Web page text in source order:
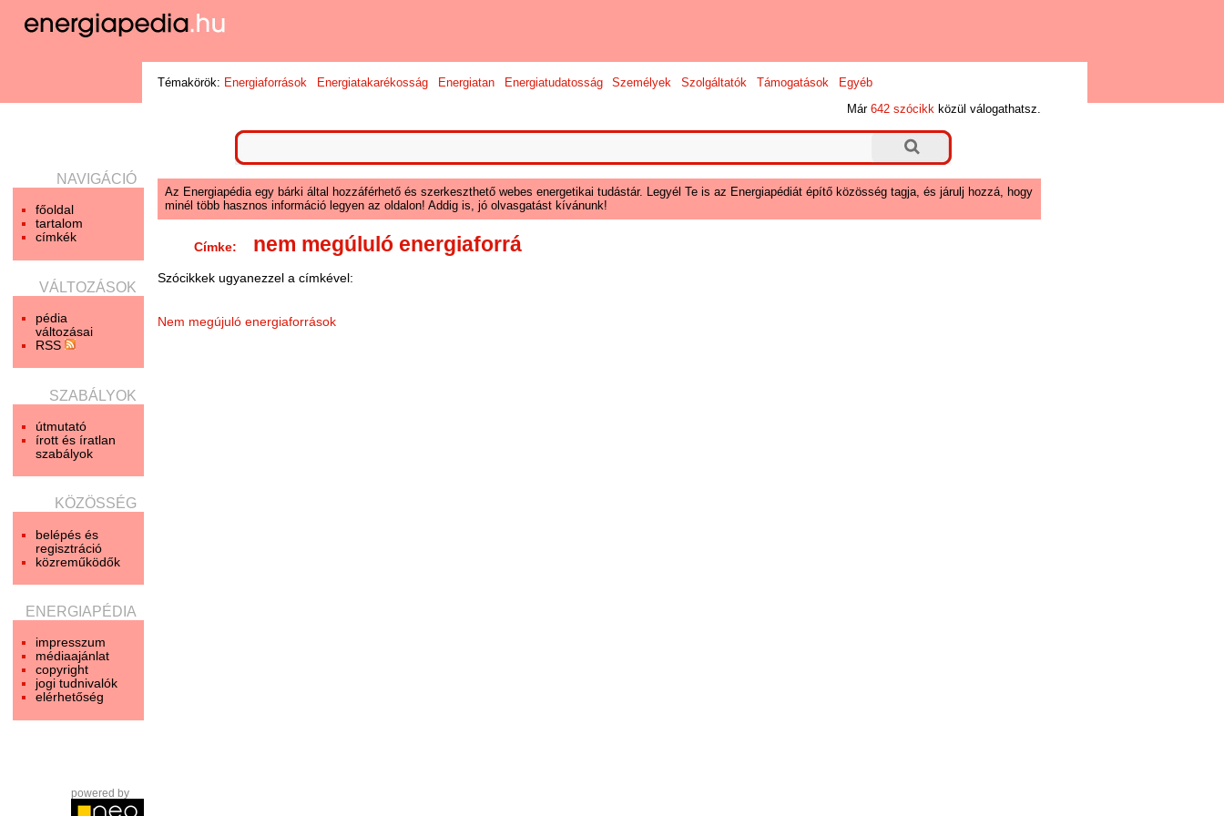
NAVIGÁCIÓ
főoldal
tartalom
címkék
VÁLTOZÁSOK
pédia
változásai
RSS
SZABÁLYOK
útmutató
írott és íratlan
szabályok
KÖZÖSSÉG
belépés és
regisztráció
közreműködők
ENERGIAPÉDIA
impresszum
médiaajánlat
copyright
jogi tudnivalók
elérhetőség
powered by
Témakörök: Energiaforrások Energiatakarékosság Energiatan Energiatudatosság Személyek Szolgáltatók Támogatások
Egyéb
Már642 szócikk közül válogathatsz.
Az Energiapédia egy bárki által hozzáférhető és szerkeszthető webes energetikai tudástár. Legyél Te is az Energiapédiát építő közösség tagja, és járulj hozzá, hogy
minél több hasznos információ legyen az oldalon! Addig is, jó olvasgatást kívánunk!
Címke: nem megúluló energiaforrá
Szócikkek ugyanezzel a címkével:
Nem megújuló energiaforrások